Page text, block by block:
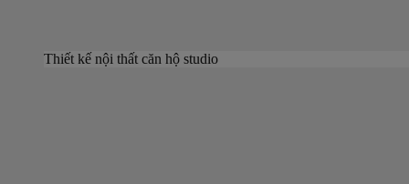
Thiết kế nội thất căn hộ studio